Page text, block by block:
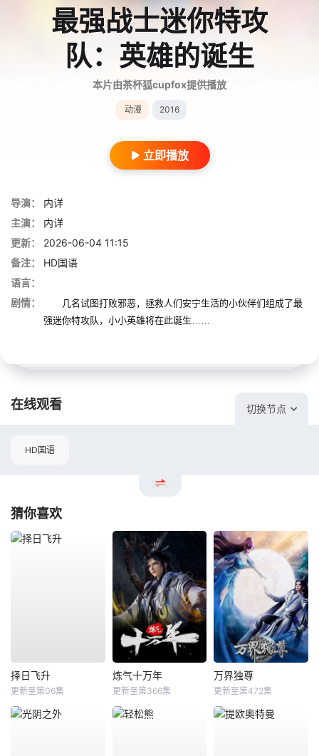
最强战士迷你特攻
队：英雄的诞生
本片由茶杯狐cupfox提供播放
动漫 2016
立即播放
导演：
内详
主演：
内详
更新：
2026-06-04 11:15
备注：
HD国语
语言：
剧情：
几名试图打败邪恶，拯救人们安宁生活的小伙伴们组成了最
强迷你特攻队，小小英雄将在此诞生……
在线观看 切换节点
HD国语
猜你喜欢
择日飞升
更新至第06集
炼气十万年
更新至第366集
万界独尊
更新至第472集